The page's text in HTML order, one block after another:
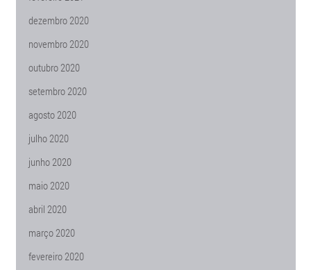
dezembro 2020
novembro 2020
outubro 2020
setembro 2020
agosto 2020
julho 2020
junho 2020
maio 2020
abril 2020
março 2020
fevereiro 2020